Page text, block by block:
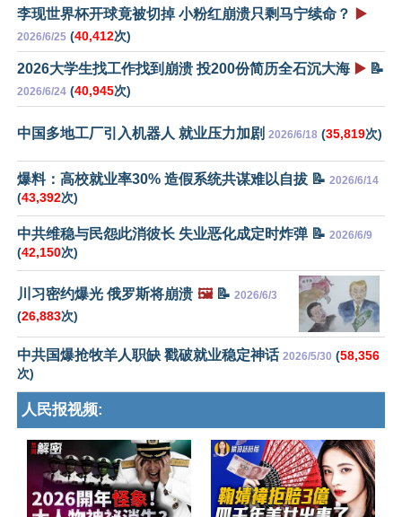
李现世界杯开球竟被切掉 小粉红崩溃只剩马宁续命？ ▶️
2026/6/25 (40,412次)
2026大学生找工作找到崩溃 投200份简历全石沉大海 ▶️ 📝
2026/6/24 (40,945次)
中国多地工厂引入机器人 就业压力加剧 2026/6/18 (35,819次)
爆料：高校就业率30% 造假系统共谋难以自拔 📝 2026/6/14
(43,392次)
中共维稳与民怨此消彼长 失业恶化成定时炸弹 📝 2026/6/9
(42,150次)
川习密约爆光 俄罗斯将崩溃 🖼️📝 2026/6/3
(26,883次)
中共国爆抢牧羊人职缺 戳破就业稳定神话 2026/5/30 (58,356
次)
人民报视频: